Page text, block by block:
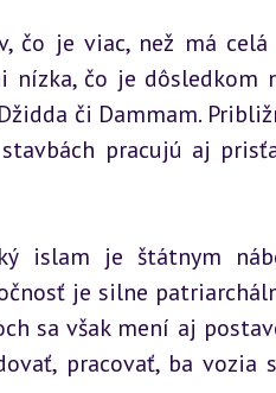
čo je viac, než má celá
nízka, čo je dôsledkom
či Dammam.
pracujú aj
islam je štátnym
je silne
sa však mení aj
pracovať, ba vozia